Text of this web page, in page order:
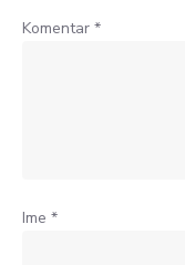
Komentar *
Ime *